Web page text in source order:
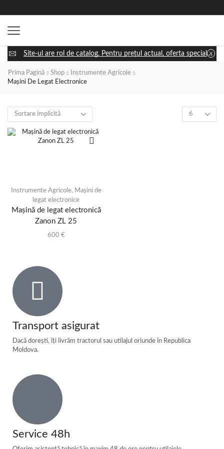
Site-ul are rol de catalog. Pentru prețul actual, oferta specială și disponibilitatea utilajului, apasă „Cere ofertă” și discută cu un consultant.
Prima Pagină Shop
Instrumente Agricole
Mașini De Legat Electronice
Instrumente Agricole, Mașini de
legat electronice
Mașină de legat electronică
Zanon ZL 25
600 €
Transport asigurat
Dacă dorești, îți livrăm tractorul sau utilajul oriunde în Republica
Moldova.
Service 48h